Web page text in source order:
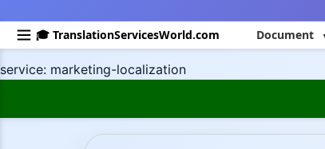
service: marketing-localization
🎓 TranslationServicesWorld.com
Document